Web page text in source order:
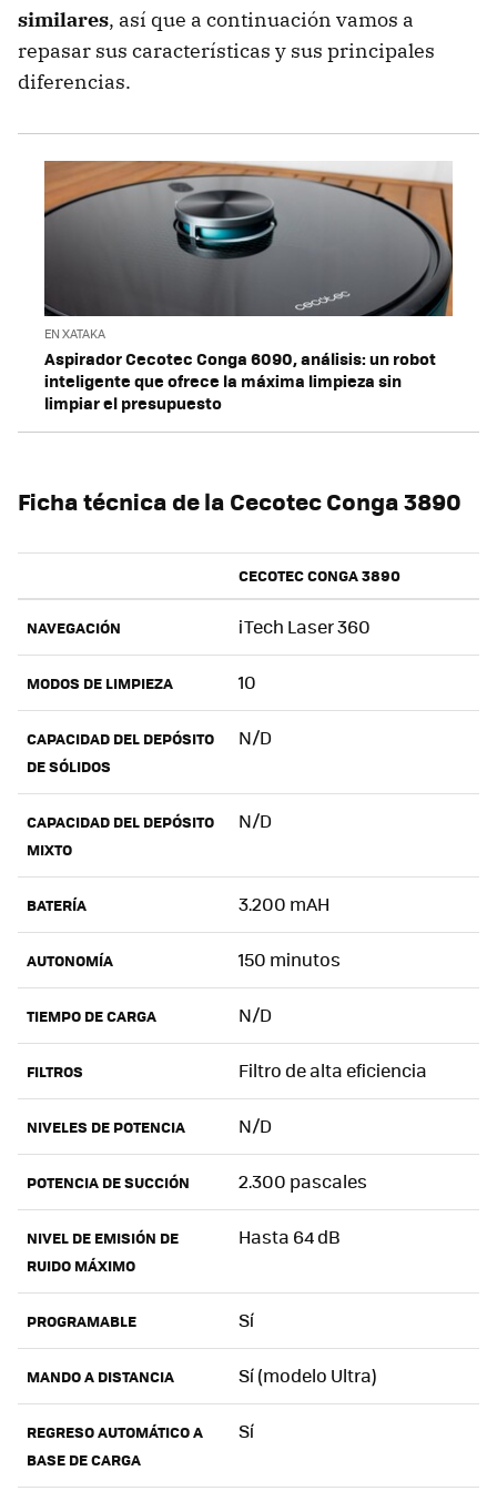
similares, así que a continuación vamos a
repasar sus características y sus principales
diferencias.
EN XATAKA
Aspirador Cecotec Conga 6090, análisis: un robot
inteligente que ofrece la máxima limpieza sin
limpiar el presupuesto
Ficha técnica de la Cecotec Conga 3890
CECOTEC CONGA 3890
NAVEGACIÓN iTech Laser 360
MODOS DE LIMPIEZA 10
CAPACIDAD DEL DEPÓSITO
DE SÓLIDOS
N/D
CAPACIDAD DEL DEPÓSITO
MIXTO
N/D
BATERÍA 3.200 mAH
AUTONOMÍA 150 minutos
TIEMPO DE CARGA N/D
FILTROS Filtro de alta eficiencia
NIVELES DE POTENCIA N/D
POTENCIA DE SUCCIÓN 2.300 pascales
NIVEL DE EMISIÓN DE
RUIDO MÁXIMO
Hasta 64 dB
PROGRAMABLE Sí
MANDO A DISTANCIA Sí (modelo Ultra)
REGRESO AUTOMÁTICO A
BASE DE CARGA
Sí